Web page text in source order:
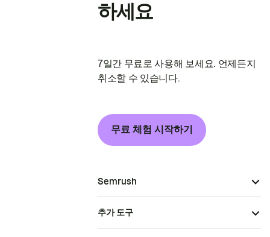
하세요
7일간 무료로 사용해 보세요. 언제든지
취소할 수 있습니다.
무료 체험 시작하기
Semrush
추가 도구